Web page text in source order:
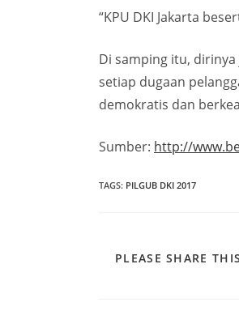
“KPU DKI Jakarta
Di samping itu,
setiap dugaan
demokratis dan
Sumber: http://
TAGS: PILGUB DKI 2017
PLEASE SHARE THIS